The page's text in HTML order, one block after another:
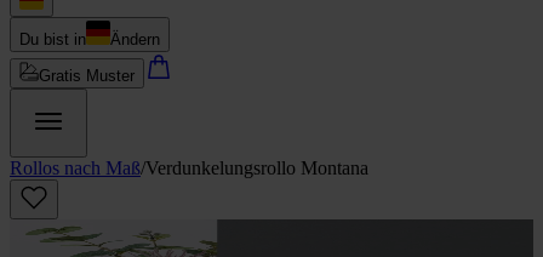
Du bist in
Ändern
Gratis Muster
Rollos nach Maß/Verdunkelungs­rollo Montana